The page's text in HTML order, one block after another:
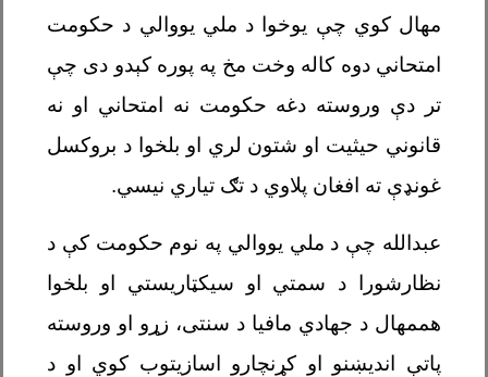
مهال کوي چې یوخوا د ملي یووالي د حکومت
امتحاني دوه کاله وخت مخ په پوره کېدو دی چې
تر دې وروسته دغه حکومت نه امتحاني او نه
قانوني حیثیت او شتون لري او بلخوا د بروکسل
غونډې ته افغان پلاوي د تګ تیاري نیسي.
عبدالله چې د ملي یووالي په نوم حکومت کې د
نظارشورا د سمتي او سیکټاریستي او بلخوا
هممهال د جهادي مافیا د سنتی، زړو او وروسته
پاتې اندیښنو او کړنچارو اسازیتوب کوي او د